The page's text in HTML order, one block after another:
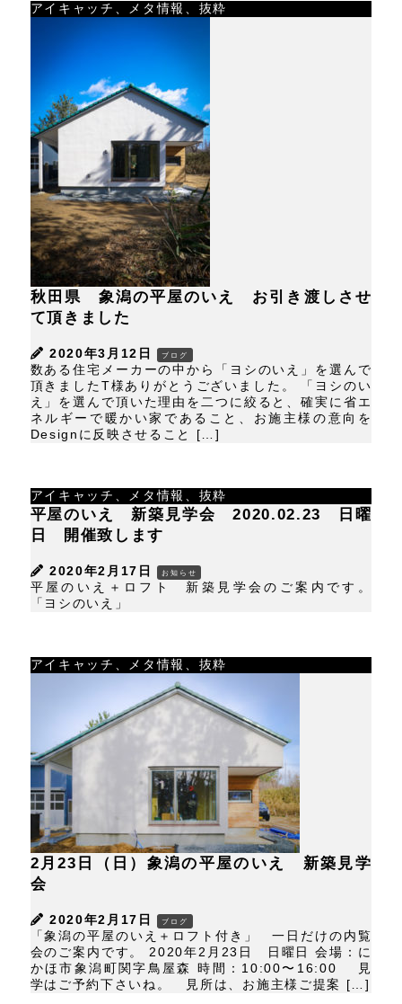
アイキャッチ、メタ情報、抜粋
秋田県 象潟の平屋のいえ お引き渡しさせ
て頂きました
2020年3月12日 ブログ
数ある住宅メーカーの中から「ヨシのいえ」を選んで
頂きましたT様ありがとうございました。 「ヨシのい
え」を選んで頂いた理由を二つに絞ると、確実に省エ
ネルギーで暖かい家であること、お施主様の意向を
Designに反映させること […]
アイキャッチ、メタ情報、抜粋
平屋のいえ 新築見学会 2020.02.23 日曜
日 開催致します
2020年2月17日 お知らせ
平屋のいえ＋ロフト 新築見学会のご案内です。
「ヨシのいえ」
アイキャッチ、メタ情報、抜粋
2月23日（日）象潟の平屋のいえ 新築見学
会
2020年2月17日 ブログ
「象潟の平屋のいえ＋ロフト付き」 一日だけの内覧
会のご案内です。 2020年2月23日 日曜日 会場：に
かほ市象潟町関字鳥屋森 時間：10:00〜16:00 見
学はご予約下さいね。 見所は、お施主様ご提案 […]